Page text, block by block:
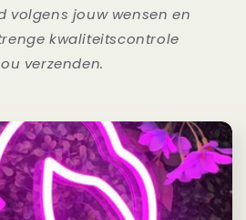
volgens jouw wensen en
kwaliteitscontrole
verzenden.